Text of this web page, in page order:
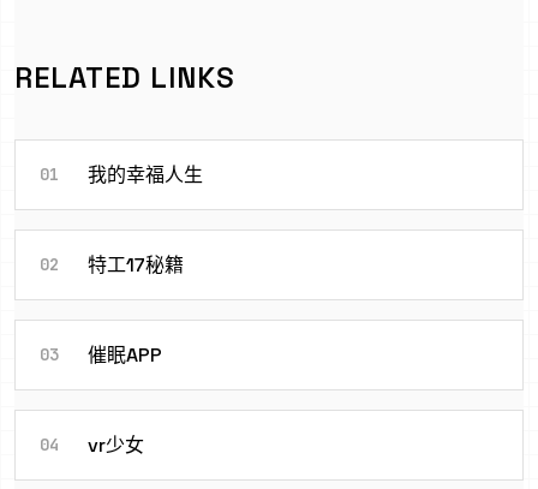
RELATED LINKS
01 我的幸福人生
02 特工17秘籍
03 催眠APP
04 vr少女